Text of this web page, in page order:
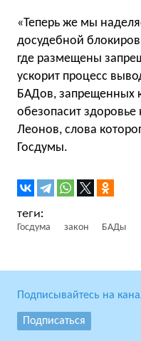
«Теперь же мы
досудебной
где размещены
ускорит процесс
БАДов, запрещенных
обезопасит
Леонов, слова
Госдумы.
Госдума закон БАДы
Подписывайтесь на
Подписаться